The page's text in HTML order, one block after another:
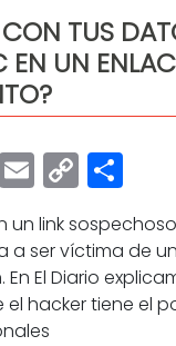
TUS
EN UN
WhatsApp
Email
Copy
Link
un link
a ser víctima de
En El Diario
el hacker tiene el